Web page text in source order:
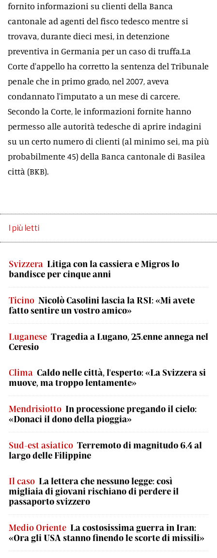
fornito informazioni su clienti della Banca
cantonale ad agenti del fisco tedesco mentre si
trovava, durante dieci mesi, in detenzione
preventiva in Germania per un caso di truffa.La
Corte d'appello ha corretto la sentenza del Tribunale
penale che in primo grado, nel 2007, aveva
condannato l'imputato a un mese di carcere.
Secondo la Corte, le informazioni fornite hanno
permesso alle autorità tedesche di aprire indagini
su un certo numero di clienti (al minimo sei, ma più
probabilmente 45) della Banca cantonale di Basilea
città (BKB).
I più letti
Svizzera Litiga con la cassiera e Migros lo
bandisce per cinque anni
Ticino Nicolò Casolini lascia la RSI: «Mi avete
fatto sentire un vostro amico»
Luganese Tragedia a Lugano, 25.enne annega nel
Ceresio
Clima Caldo nelle città, l'esperto: «La Svizzera si
muove, ma troppo lentamente»
Mendrisiotto In processione pregando il cielo:
«Donaci il dono della pioggia»
Sud-est asiatico Terremoto di magnitudo 6.4 al
largo delle Filippine
Il caso La lettera che nessuno legge: così
migliaia di giovani rischiano di perdere il
passaporto svizzero
Medio Oriente La costosissima guerra in Iran:
«Ora gli USA stanno finendo le scorte di missili»